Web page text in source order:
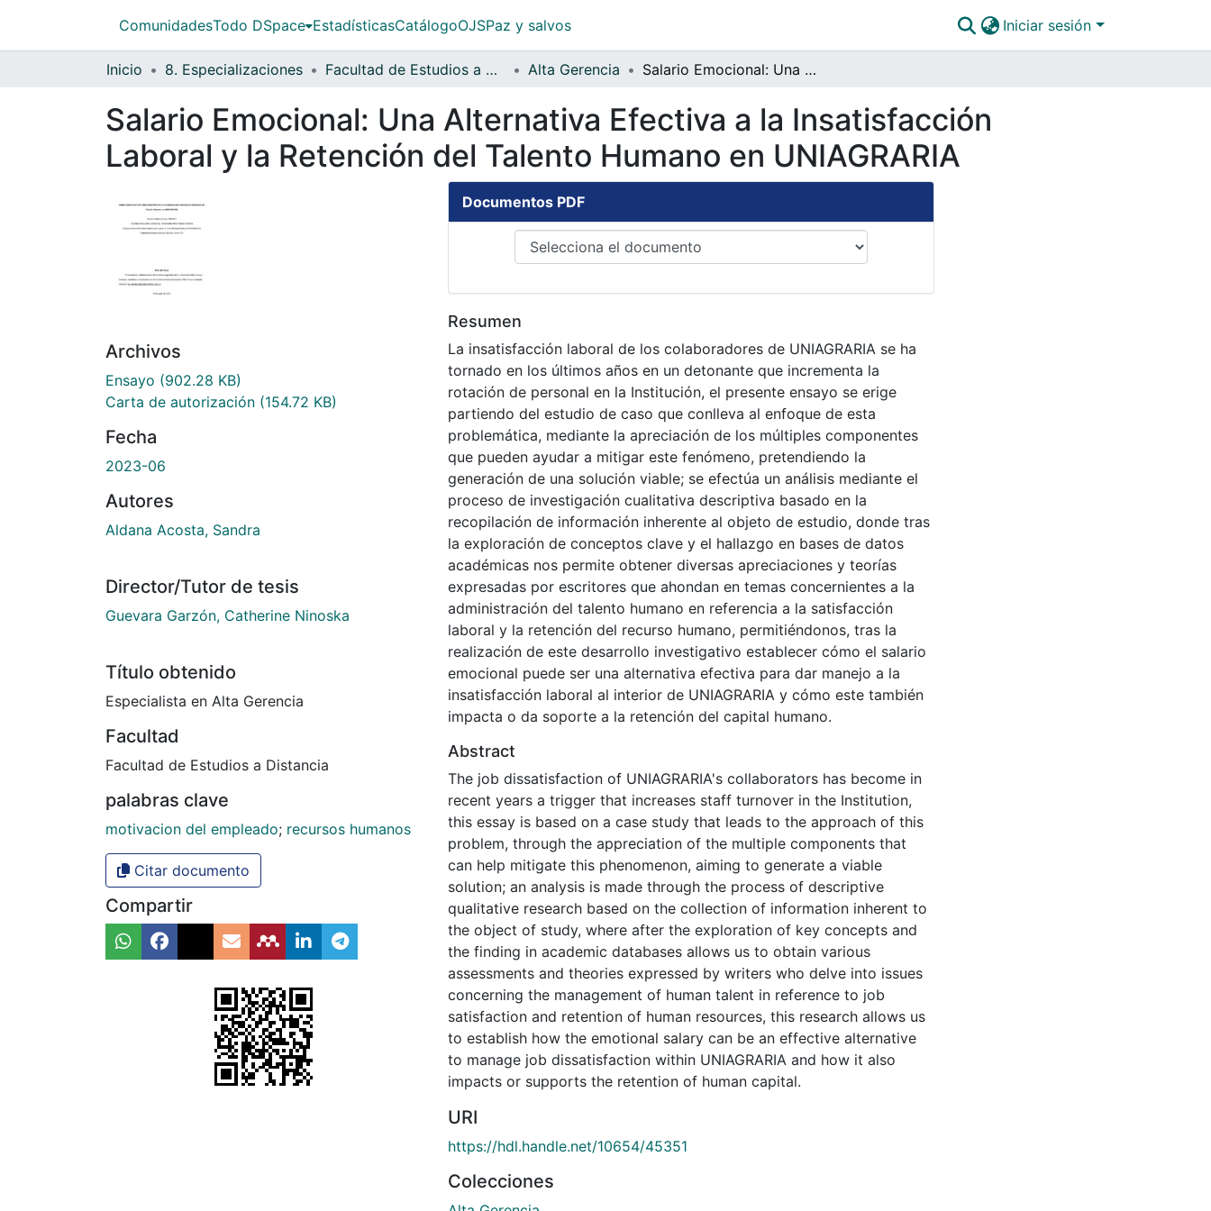
ComunidadesTodo DSpace EstadísticasCatálogoOJSPaz y salvos Iniciar sesión
Inicio 8. Especializaciones Facultad de Estudios a Distancia Alta Gerencia Salario Emocional: Una Alternativa Efectiva a la Insatisfacción Laboral y la Retención del Talento Humano en UNIAGRARIA
Salario Emocional: Una Alternativa Efectiva a la Insatisfacción
Laboral y la Retención del Talento Humano en UNIAGRARIA
Archivos
Ensayo (902.28 KB)
Carta de autorización (154.72 KB)
Fecha
2023-06
Autores
Aldana Acosta, Sandra
Director/Tutor de tesis
Guevara Garzón, Catherine Ninoska
Título obtenido
Especialista en Alta Gerencia
Facultad
Facultad de Estudios a Distancia
palabras clave
motivacion del empleado; recursos humanos
Citar documento
Compartir
Documentos PDF
Resumen
La insatisfacción laboral de los colaboradores de UNIAGRARIA se ha
tornado en los últimos años en un detonante que incrementa la
rotación de personal en la Institución, el presente ensayo se erige
partiendo del estudio de caso que conlleva al enfoque de esta
problemática, mediante la apreciación de los múltiples componentes
que pueden ayudar a mitigar este fenómeno, pretendiendo la
generación de una solución viable; se efectúa un análisis mediante el
proceso de investigación cualitativa descriptiva basado en la
recopilación de información inherente al objeto de estudio, donde tras
la exploración de conceptos clave y el hallazgo en bases de datos
académicas nos permite obtener diversas apreciaciones y teorías
expresadas por escritores que ahondan en temas concernientes a la
administración del talento humano en referencia a la satisfacción
laboral y la retención del recurso humano, permitiéndonos, tras la
realización de este desarrollo investigativo establecer cómo el salario
emocional puede ser una alternativa efectiva para dar manejo a la
insatisfacción laboral al interior de UNIAGRARIA y cómo este también
impacta o da soporte a la retención del capital humano.
Abstract
The job dissatisfaction of UNIAGRARIA's collaborators has become in
recent years a trigger that increases staff turnover in the Institution,
this essay is based on a case study that leads to the approach of this
problem, through the appreciation of the multiple components that
can help mitigate this phenomenon, aiming to generate a viable
solution; an analysis is made through the process of descriptive
qualitative research based on the collection of information inherent to
the object of study, where after the exploration of key concepts and
the finding in academic databases allows us to obtain various
assessments and theories expressed by writers who delve into issues
concerning the management of human talent in reference to job
satisfaction and retention of human resources, this research allows us
to establish how the emotional salary can be an effective alternative
to manage job dissatisfaction within UNIAGRARIA and how it also
impacts or supports the retention of human capital.
URI
https://hdl.handle.net/10654/45351
Colecciones